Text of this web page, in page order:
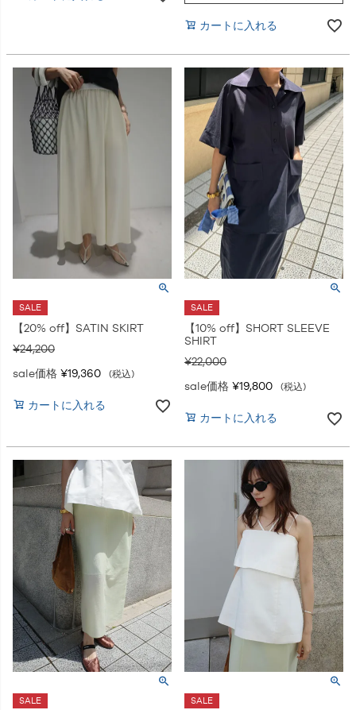
カートに入れる
SALE
【20% off】SATIN SKIRT
¥24,200
sale価格 ¥19,360 税込
カートに入れる
SALE
【10% off】SHORT SLEEVE
SHIRT
¥22,000
sale価格 ¥19,800 税込
カートに入れる
SALE SALE